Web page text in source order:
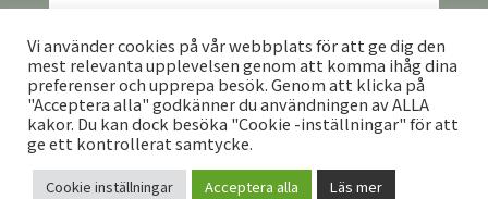
Vilhelmina TuristInformation · Storgatan 9A ·
912 33 · Vilhelmina ·0940-398
Vi använder cookies på vår webbplats för att ge dig den
mest relevanta upplevelsen genom att komma ihåg dina
preferenser och upprepa besök. Genom att klicka på
"Acceptera alla" godkänner du användningen av ALLA
kakor. Du kan dock besöka "Cookie -inställningar" för att
ge ett kontrollerat samtycke.
Cookie inställningar Acceptera alla Läs mer